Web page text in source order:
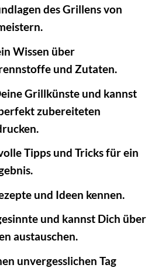
des Grillens von
Wissen über
und Zutaten.
Grillkünste und kannst
zubereiteten
Tipps und Tricks für ein
und Ideen kennen.
und kannst Dich über
austauschen.
unvergesslichen Tag